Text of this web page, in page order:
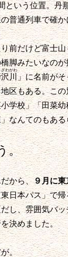
という位置。丹
普通列車で確
前だけど富士
脚みたいなの
川
ざわがわ
」に名前が
区もある。こ
学校」「田菜
なんてのもある
。
から、９月に東
日本パス」で
し、雰囲気バ
決めました。
。